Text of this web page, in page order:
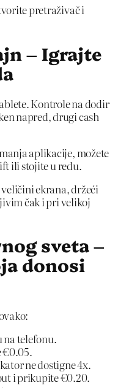
pretraživač i
– Igrajte
Kontrole na dodir
napred, drugi cash
aplikacije, možete
ili stojite u redu.
ekrana, držeći
čak i pri velikoj
sveta –
donosi
na telefonu.
€0.05.
ne dostigne 4x.
i prikupite €0.20.